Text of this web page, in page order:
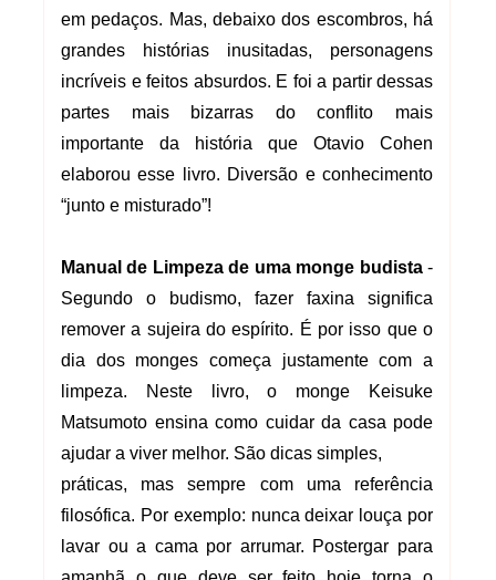
em pedaços. Mas, debaixo dos escombros, há
grandes histórias inusitadas, personagens
incríveis e feitos absurdos. E foi a partir dessas
partes mais bizarras do conflito mais
importante da história que Otavio Cohen
elaborou esse livro. Diversão e conhecimento
“junto e misturado”!
Manual de Limpeza de uma monge budista-
Segundo o budismo, fazer faxina significa
remover a sujeira do espírito. É por isso que o
dia dos monges começa justamente com a
limpeza. Neste livro, o monge Keisuke
Matsumoto ensina como cuidar da casa pode
ajudar a viver melhor. São dicas simples,
práticas, mas sempre com uma referência
filosófica. Por exemplo: nunca deixar louça por
lavar ou a cama por arrumar. Postergar para